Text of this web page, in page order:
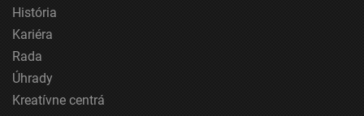
Použitie obmedzených údajov na výber obsahu
Špeciálne funkcie IAB:
Používanie presných údajov o geografickej
polohe
História
Kariéra
Rada
Úhrady
Kreatívne centrá